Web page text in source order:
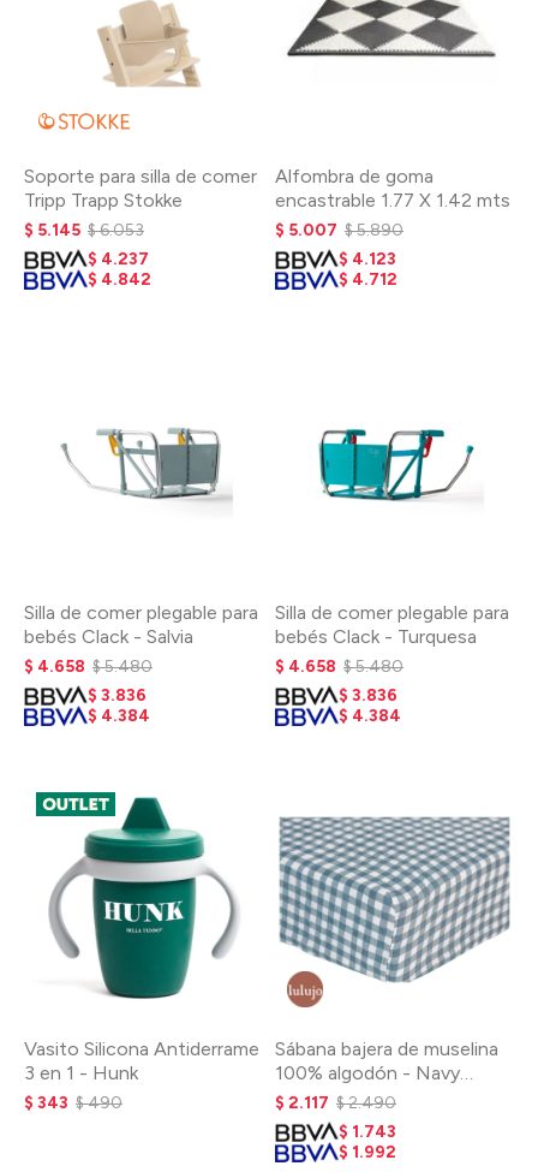
Soporte para silla de comer
Tripp Trapp Stokke
$ 5.145 $6.053
$ 4.237
$ 4.842
Alfombra de goma
encastrable 1.77 X 1.42 mts
$ 5.007 $5.890
$ 4.123
$ 4.712
Silla de comer plegable para
bebés Clack - Salvia
$ 4.658 $5.480
$ 3.836
$ 4.384
Silla de comer plegable para
bebés Clack - Turquesa
$ 4.658 $5.480
$ 3.836
$ 4.384
Vasito Silicona Antiderrame
3 en 1 - Hunk
$ 343 $490
Sábana bajera de muselina
100% algodón - Navy
Gingham
$ 2.117 $2.490
$ 1.743
$ 1.992